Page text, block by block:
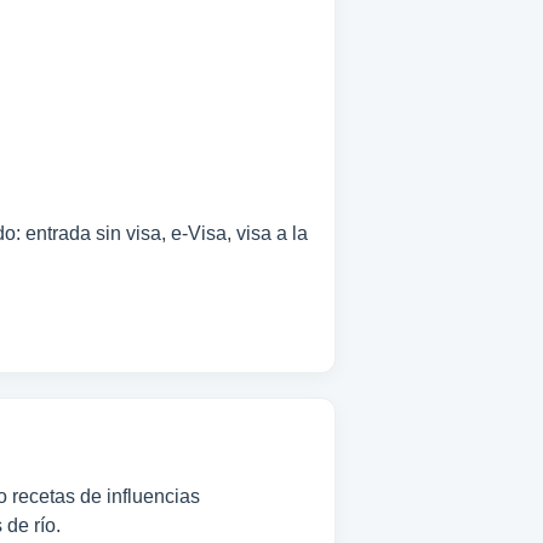
entrada sin visa, e-Visa, visa a la
recetas de influencias
de río.